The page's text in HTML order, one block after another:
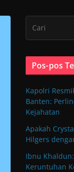
Pos-pos
Kapolri
Banten:
Kejahatan
Apakah
Hilgers
Ibnu
Keruntuhan